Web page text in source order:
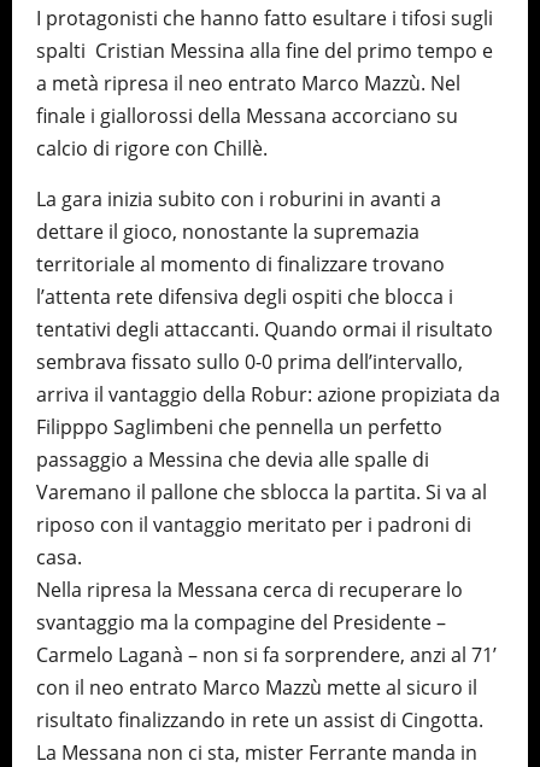
I protagonisti che hanno fatto esultare i tifosi sugli
spalti Cristian Messina alla fine del primo tempo e
a metà ripresa il neo entrato Marco Mazzù. Nel
finale i giallorossi della Messana accorciano su
calcio di rigore con Chillè.
La gara inizia subito con i roburini in avanti a
dettare il gioco, nonostante la supremazia
territoriale al momento di finalizzare trovano
l’attenta rete difensiva degli ospiti che blocca i
tentativi degli attaccanti. Quando ormai il risultato
sembrava fissato sullo 0-0 prima dell’intervallo,
arriva il vantaggio della Robur: azione propiziata da
Filipppo Saglimbeni che pennella un perfetto
passaggio a Messina che devia alle spalle di
Varemano il pallone che sblocca la partita. Si va al
riposo con il vantaggio meritato per i padroni di
casa.
Nella ripresa la Messana cerca di recuperare lo
svantaggio ma la compagine del Presidente –
Carmelo Laganà – non si fa sorprendere, anzi al 71’
con il neo entrato Marco Mazzù mette al sicuro il
risultato finalizzando in rete un assist di Cingotta.
La Messana non ci sta, mister Ferrante manda in